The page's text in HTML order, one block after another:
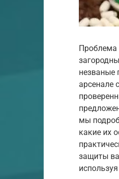
Проблема
незваные
арсенале
мы
какие их
защиты